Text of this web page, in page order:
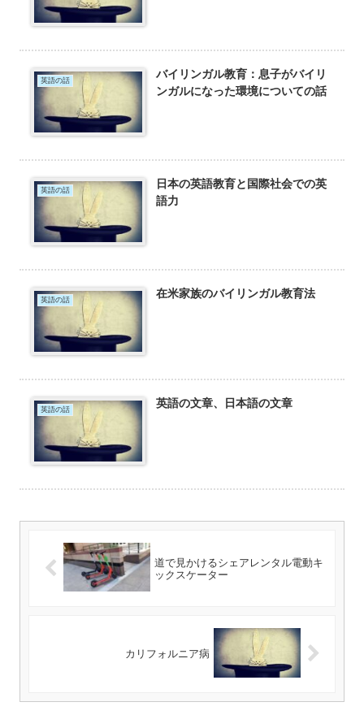
英語の話
バイリンガル教育：息子がバイリ
ンガルになった環境についての話
英語の話
日本の英語教育と国際社会での英
語力
英語の話 在米家族のバイリンガル教育法
英語の話 英語の文章、日本語の文章
道で見かけるシェアレンタル電動キ
ックスケーター
カリフォルニア病